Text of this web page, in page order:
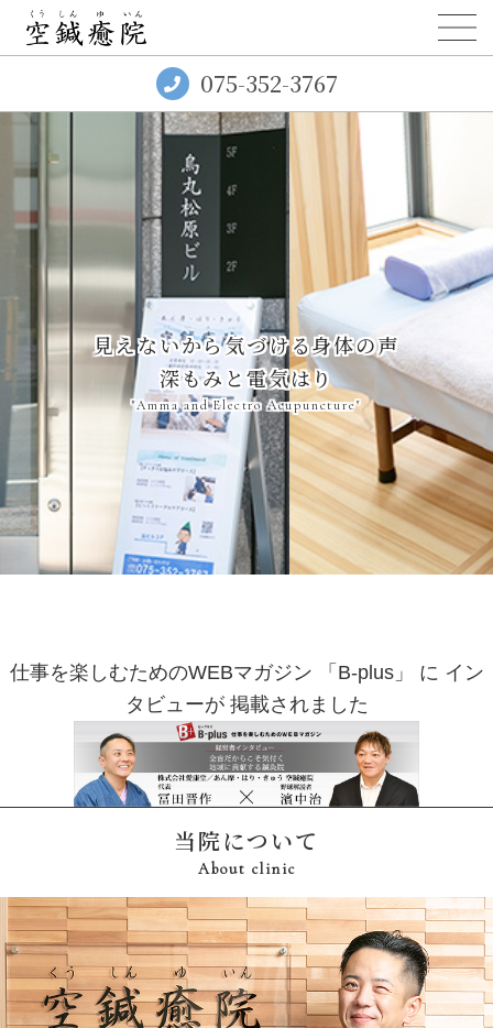
075-352-3767
見えないから気づける身体の声
深もみと電気はり
"Amma and Electro Acupuncture"
仕事を楽しむためのWEBマガジン 「B-plus」 に イン
タビューが 掲載されました
当院について
About clinic